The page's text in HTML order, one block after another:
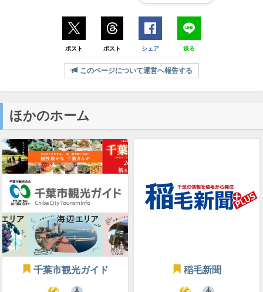
ポスト ポスト シェア 送る
このページについて運営へ報告する
ほかのホーム
千葉市観光ガイド 稲毛新聞